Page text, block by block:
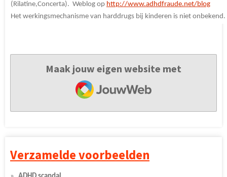
(Rilatine,Concerta). Weblog op http://www.adhdfraude.net/blog
Het werkingsmechanisme van harddrugs bij kinderen is niet onbekend.
Maak jouw eigen website met
JouwWeb
Verzamelde voorbeelden